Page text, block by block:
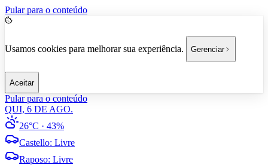
Pular para o conteúdo
Usamos cookies para melhorar sua experiência. Gerenciar
Aceitar
Pular para o conteúdo
QUI, 6 DE AGO.
26°C · 43%
Castello: Livre
Raposo: Livre